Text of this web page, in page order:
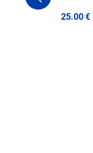
25.00 €